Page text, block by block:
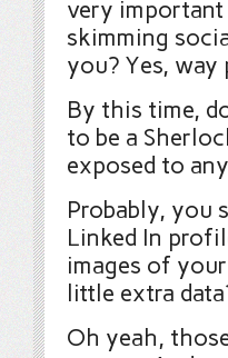
very
skimming
you? Yes, way
By this time,
to be a
exposed to
Probably, you
Linked In
images of
little extra
Oh yeah,